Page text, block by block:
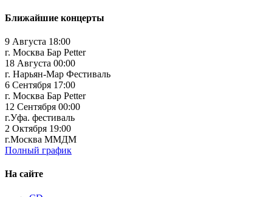
Ближайшие концерты
9 Августа 18:00
г. Москва Бар Petter
18 Августа 00:00
г. Нарьян-Мар Фестиваль
6 Сентября 17:00
г. Москва Бар Petter
12 Сентября 00:00
г.Уфа. фестиваль
2 Октября 19:00
г.Москва ММДМ
Полный график
На сайте